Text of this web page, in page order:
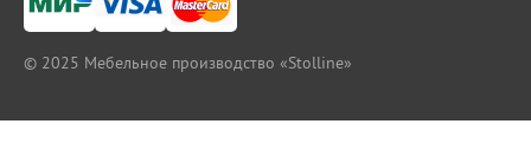
© 2025 Мебельное производство «Stolline»